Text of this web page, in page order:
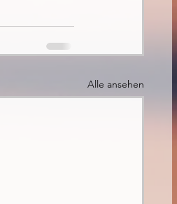
Alle ansehen